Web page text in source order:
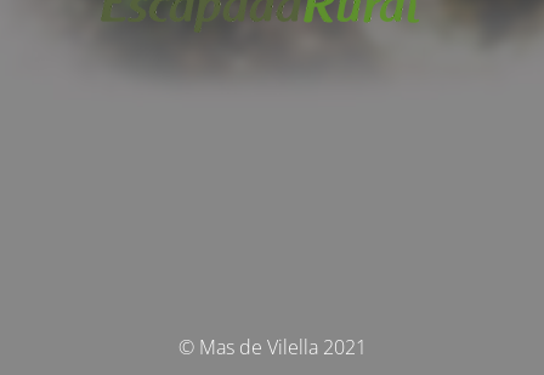
© Mas de Vilella 2021